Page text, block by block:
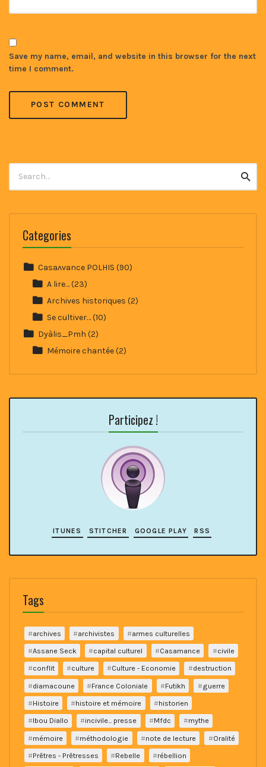
Save my name, email, and website in this browser for the next
time I comment.
for:
Categories
Casaʌvance POLHIS (90)
A lire…(23)
Archives historiques (2)
Se cultiver…(10)
Dyàlis_Pmh (2)
Mémoire chantée(2)
Participez !
ITUNES STITCHER GOOGLE PLAY RSS
Tags
archives archivistes
armes culturelles
Assane Seck
capital culturel Casamance
civile
conflit
culture Culture - Economie
destruction
diamacoune
France Coloniale Futikh
guerre
Histoire
histoire et mémoire
historien
Ibou Diallo
incivile... presse Mfdc
mythe
mémoire
méthodologie note de lecture
Oralité
Prêtres - Prêtresses
Rebelle
rébellion